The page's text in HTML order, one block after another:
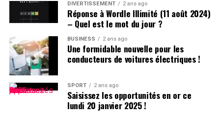
DÉCLARATION DE TIKTOK :
>
En collaboration avec nos
partenaires techniques,
nous travaillons activement
DIVERTISSEMENT 2 ans ago
Réponse à Wordle Illimité (11 août 2024)
– Quel est le mot du jour ?
BUSINESS 2 ans ago
Une formidable nouvelle pour les
conducteurs de voitures électriques !
SPORT 2 ans ago
Saisissez les opportunités en or ce
lundi 20 janvier 2025 !